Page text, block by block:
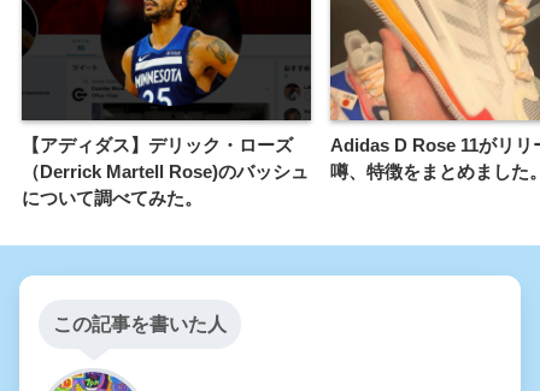
【アディダス】デリック・ローズ
（Derrick Martell Rose)のバッシュ
について調べてみた。
Adidas D Rose 11がリリ
噂、特徴をまとめました
この記事を書いた人